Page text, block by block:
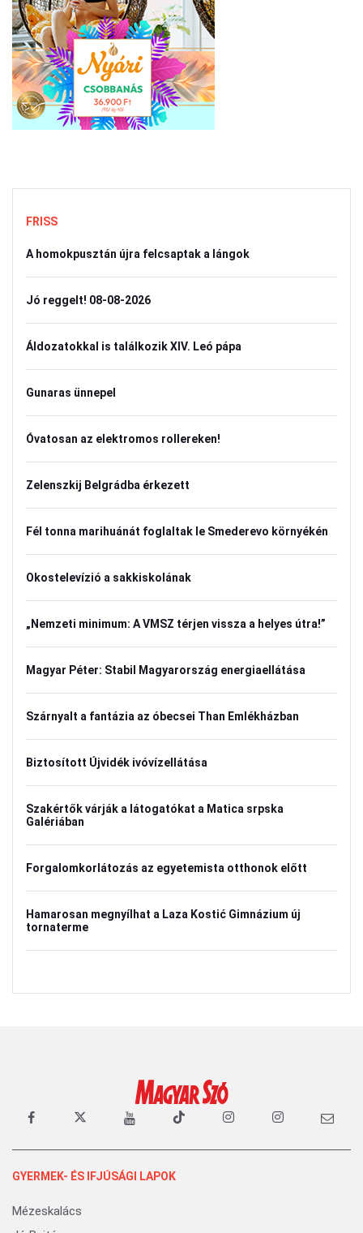
FRISS
A homokpusztán újra felcsaptak a lángok
Jó reggelt! 08-08-2026
Áldozatokkal is találkozik XIV. Leó pápa
Gunaras ünnepel
Óvatosan az elektromos rollereken!
Zelenszkij Belgrádba érkezett
Fél tonna marihuánát foglaltak le Smederevo környékén
Okostelevízió a sakkiskolának
„Nemzeti minimum: A VMSZ térjen vissza a helyes útra!”
Magyar Péter: Stabil Magyarország energiaellátása
Szárnyalt a fantázia az óbecsei Than Emlékházban
Biztosított Újvidék ivóvízellátása
Szakértők várják a látogatókat a Matica srpska
Galériában
Forgalomkorlátozás az egyetemista otthonok előtt
Hamarosan megnyílhat a Laza Kostić Gimnázium új
tornaterme
GYERMEK- ÉS IFJÚSÁGI LAPOK
Mézeskalács